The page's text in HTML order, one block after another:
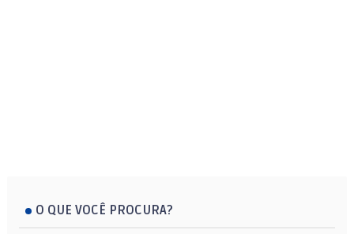
O QUE VOCÊ PROCURA?